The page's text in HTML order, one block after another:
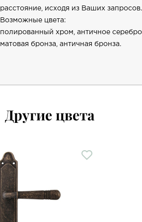
расстояние, исходя из Ваших запросов.
Возможные цвета:
полированный хром, античное
матовая бронза, античная бронза.
Другие цвета